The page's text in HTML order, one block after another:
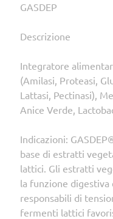
GASDEP
Descrizione
Integratore
(Amilasi, Proteasi,
Lattasi, Pectinasi),
Anice Verde,
Indicazioni:
base di estratti
lattici. Gli estratti
la funzione digestiva
responsabili di
fermenti lattici